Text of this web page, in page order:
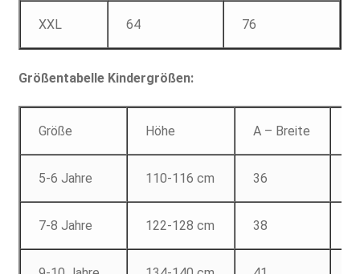
XXL 64 76
Größentabelle Kindergrößen:
Größe Höhe A – Breite
5-6 Jahre 110-116 cm 36
7-8 Jahre 122-128 cm 38